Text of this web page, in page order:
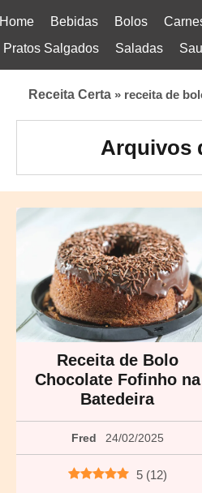
Home Bebidas Bolos
Pratos Salgados
Saladas
Receita Certa » receita de
Arquivos
Receita de Bolo
Chocolate Fofinho na
Batedeira
Fred 24/02/2025
5 (12)